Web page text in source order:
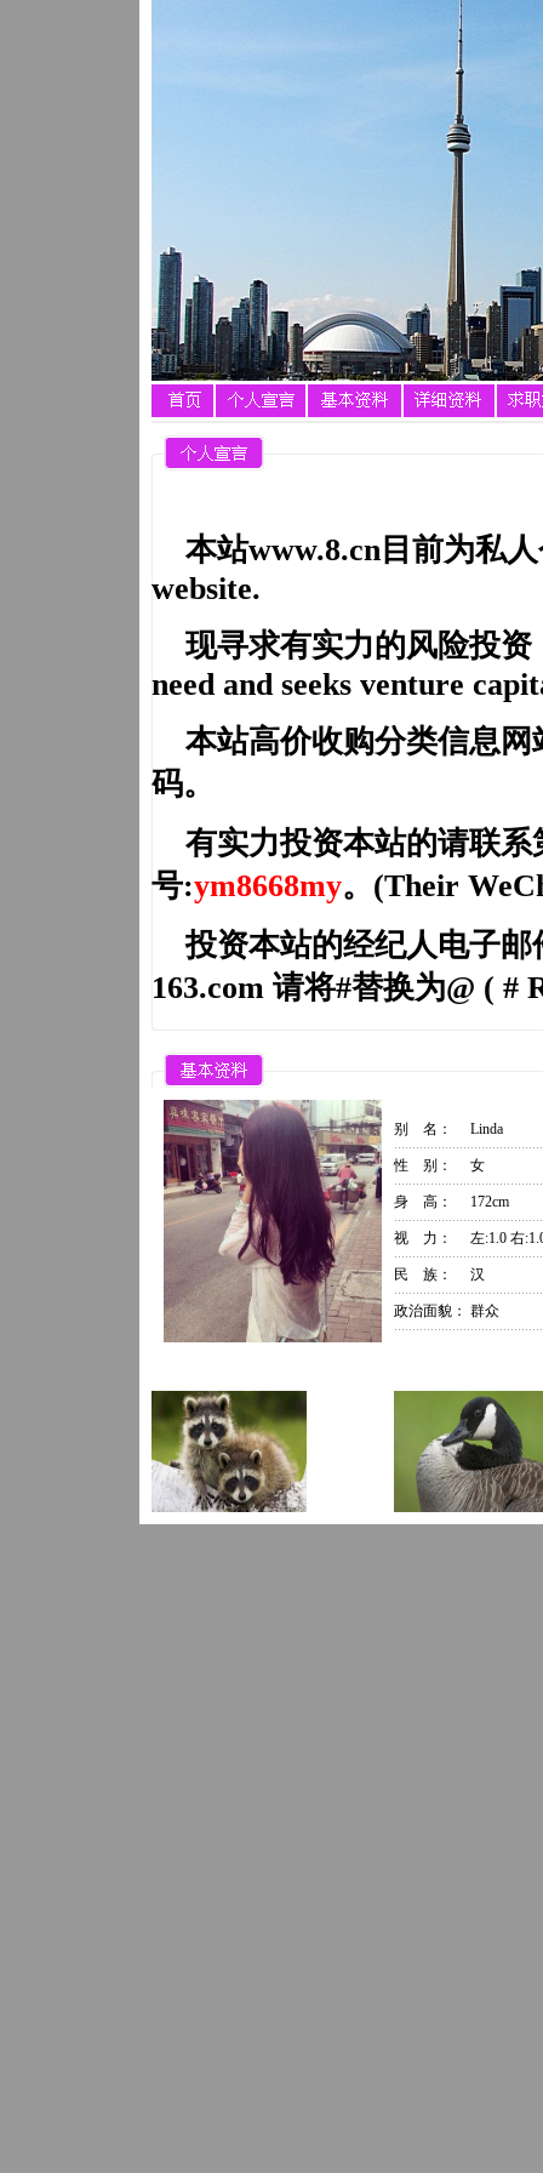
本站www.8.cn 目前为私
website.
现寻求有实力的风险投资
need and seeks venture
本站高价收购分类信息网
码。
有实力投资本站的请联系
号:ym8668my。(Their
投资本站的经纪人电子邮
163.com 请将#替换为@ ( #
别 名： Linda
性 别： 女
身 高： 172cm
视 力： 左:1.0 右
民 族： 汉
政治面貌： 群众